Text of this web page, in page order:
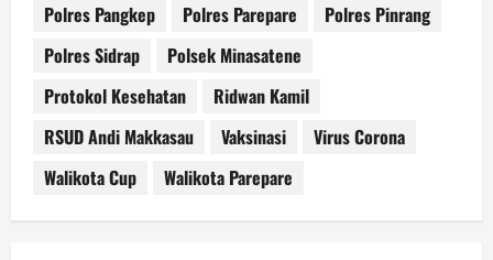
Polres Pangkep
Polres Parepare
Polres Pinrang
Polres Sidrap
Polsek Minasatene
Protokol Kesehatan
Ridwan Kamil
RSUD Andi Makkasau
Vaksinasi
Virus Corona
Walikota Cup
Walikota Parepare